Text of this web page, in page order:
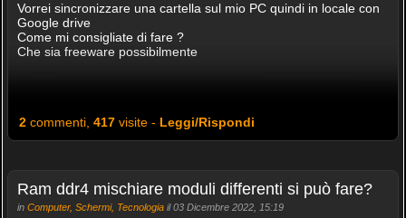
Vorrei sincronizzare una cartella sul mio PC quindi in locale con
Google drive
Come mi consigliate di fare ?
Che sia freeware possibilmente
2commenti, 417visite - Leggi/Rispondi
Ram ddr4 mischiare moduli differenti si può fare?
in Computer, Schermi, Tecnologiail 03 Dicembre 2022, 15:19